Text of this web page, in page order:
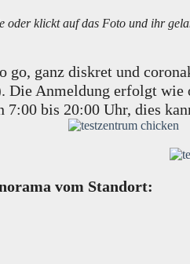
oder klickt auf das Foto und ihr
go, ganz diskret und
Die Anmeldung erfolgt wie
7:00 bis 20:00 Uhr, dies
vom Standort: